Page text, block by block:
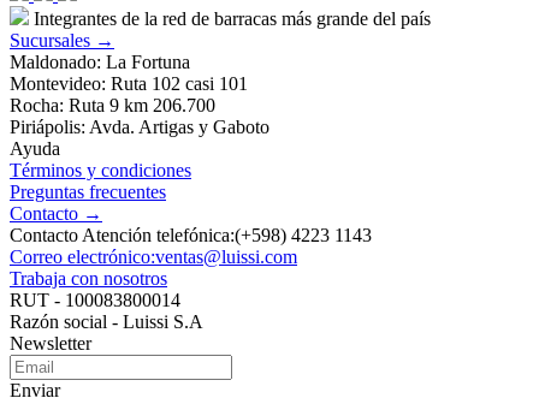
Integrantes de la red de barracas más grande del país
Sucursales →
Maldonado: La Fortuna
Montevideo: Ruta 102 casi 101
Rocha: Ruta 9 km 206.700
Piriápolis: Avda. Artigas y Gaboto
Ayuda
Términos y condiciones
Preguntas frecuentes
Contacto →
Contacto Atención telefónica:(+598) 4223 1143
Correo electrónico:ventas@luissi.com
Trabaja con nosotros
RUT - 100083800014
Razón social - Luissi S.A
Newsletter
Enviar